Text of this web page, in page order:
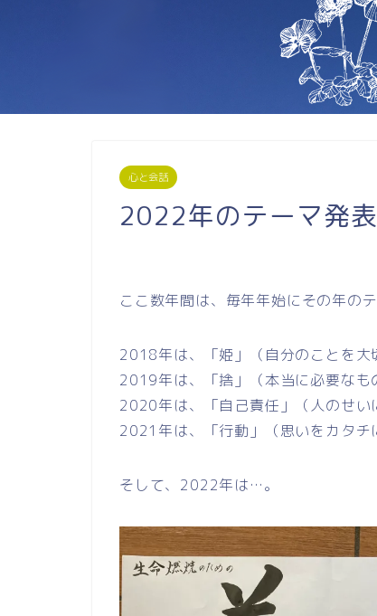
心と会話
2022年のテーマ発表
ここ数年間は、毎年年始にその年の
2018年は、「姫」（自分のことを大
2019年は、「捨」（本当に必要なも
2020年は、「自己責任」（人のせい
2021年は、「行動」（思いをカタチ
そして、2022年は…。